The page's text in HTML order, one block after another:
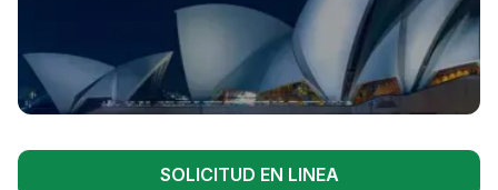
SOLICITUD EN LINEA